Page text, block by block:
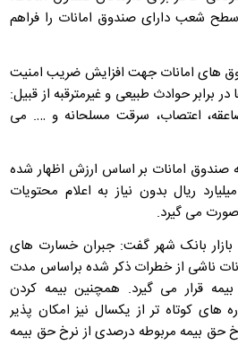
سطح شعب دارای صندوق امانات را فراهم
های امانات جهت افزایش ضریب امنیت
حوادث طبیعی و غیرمترقبه از قبیل:
صاعقه، اعتصاب، سرقت مسلحانه و …. می
صندوق امانات بر اساس ارزش اظهار شده
مشتری تا سقف ۵۰ میلیارد ریال بدون نیاز به اعلام محتویات
می گیرد.
بازار بانک شهر گفت: جبران خسارت های
ناشی از خطرات ذکر شده براساس مدت
قرار می گیرد. همچنین بیمه کردن
کوتاه تر از یکسال نیز امکان پذیر
حق بیمه مربوطه درصدی از نرخ حق بیمه